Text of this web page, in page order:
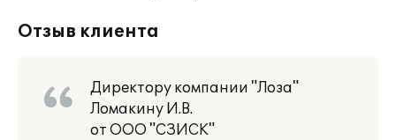
Отзыв клиента
Директору компании "Лоза"
Ломакину И.В.
от ООО "СЗИСК"